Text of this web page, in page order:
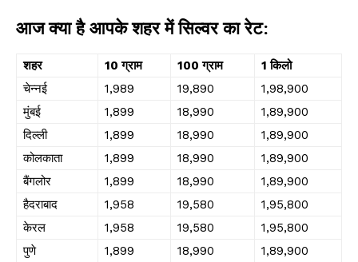
आज क्या है आपके शहर में सिल्वर का रेट:
शहर 10 ग्राम 100 ग्राम
1 किलो
चेन्नई
₹1,989 ₹19,890
₹1,98,900
मुंबई
₹1,899 ₹18,990
₹1,89,900
दिल्ली
₹1,899 ₹18,990
₹1,89,900
कोलकाता
₹1,899 ₹18,990
₹1,89,900
बैंगलोर
₹1,899 ₹18,990
₹1,89,900
हैदराबाद
₹1,958 ₹19,580
₹1,95,800
केरल
₹1,958 ₹19,580
₹1,95,800
पुणे
₹1,899 ₹18,990
₹1,89,900